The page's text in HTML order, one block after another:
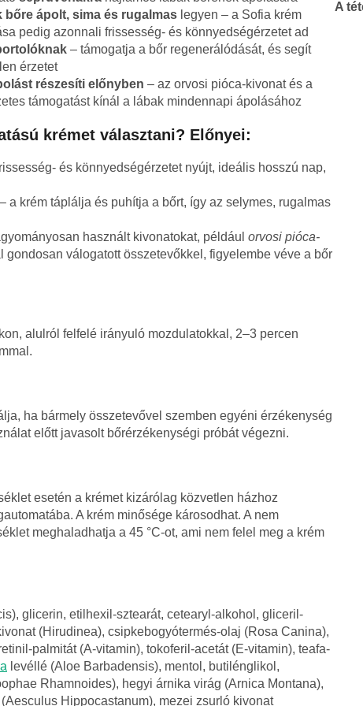
bőre ápolt, sima és rugalmas legyen – a Sofia krém
pedig azonnali frissesség- és könnyedségérzetet ad
– támogatja a bőr regenerálódását, és segít
érzetet
részesíti előnyben – az orvosi pióca-kivonat és a
támogatást kínál a lábak mindennapi ápolásához
krémet választani? Előnyei:
és könnyedségérzetet nyújt, ideális hosszú nap,
– a krém táplálja és puhítja a bőrt, így az selymes, rugalmas
használt kivonatokat, például orvosi pióca-
gondosan válogatott összetevőkkel, figyelembe véve a bőr
alulról felfelé irányuló mozdulatokkal, 2–3 percen
ha bármely összetevővel szemben egyéni érzékenység
előtt javasolt bőrérzékenységi próbát végezni.
esetén a krémet kizárólag közvetlen házhoz
A krém minősége károsodhat. A nem
meghaladhatja a 45 °C-ot, ami nem felel meg a krém
glicerin, etilhexil-sztearát, cetearyl-alkohol, gliceril-
(Hirudinea), csipkebogyótermés-olaj (Rosa Canina),
palmitát (A-vitamin), tokoferil-acetát (E-vitamin), teafa-
levéllé (Aloe Barbadensis), mentol, butilénglikol,
Rhamnoides), hegyi árnika virág (Arnica Montana),
Hippocastanum), mezei zsurló kivonat
A